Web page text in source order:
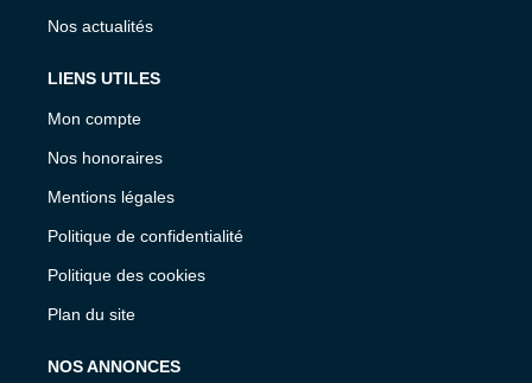
Nos actualités
LIENS UTILES
Mon compte
Nos honoraires
Mentions légales
Politique de confidentialité
Politique des cookies
Plan du site
NOS ANNONCES